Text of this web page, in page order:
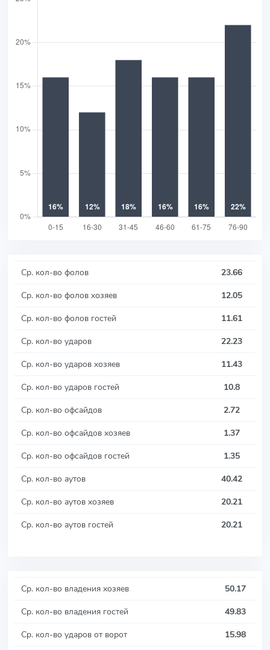
Ср. кол-во фолов
23.66
Ср. кол-во фолов хозяев
12.05
Ср. кол-во фолов гостей
11.61
Ср. кол-во ударов
22.23
Ср. кол-во ударов хозяев
11.43
Ср. кол-во ударов гостей
10.8
Ср. кол-во офсайдов
2.72
Ср. кол-во офсайдов хозяев
1.37
Ср. кол-во офсайдов гостей
1.35
Ср. кол-во аутов
40.42
Ср. кол-во аутов хозяев
20.21
Ср. кол-во аутов гостей
20.21
Ср. кол-во владения хозяев
50.17
Ср. кол-во владения гостей
49.83
Ср. кол-во ударов от ворот
15.98